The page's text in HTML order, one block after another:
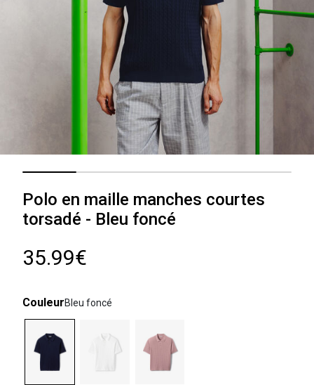
Polo en maille manches courtes
torsadé - Bleu foncé
35.99€
CouleurBleu foncé